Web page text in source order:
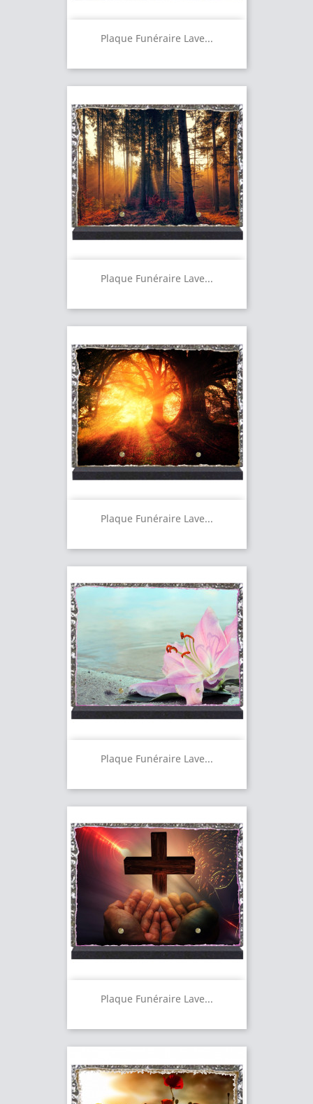
Plaque Funéraire Lave...
Plaque Funéraire Lave...
Plaque Funéraire Lave...
Plaque Funéraire Lave...
Plaque Funéraire Lave...